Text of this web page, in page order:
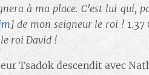
à ma place. C'est lui qui,
]de mon seigneur le roi !1.37
roi David !
Tsadok descendit avec